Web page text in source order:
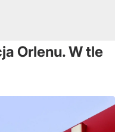
Orlenu. W tle